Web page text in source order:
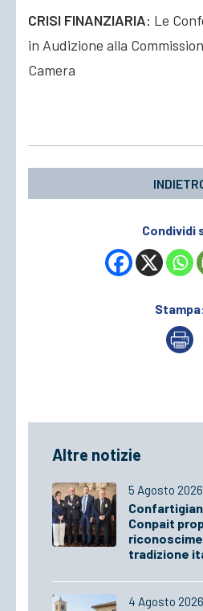
CRISI FINANZIARIA: Le
in Audizione alla
Camera
Condividi
Altre notizie
5 Agosto 2026
Conpait
tradizione
4 Agosto 2026